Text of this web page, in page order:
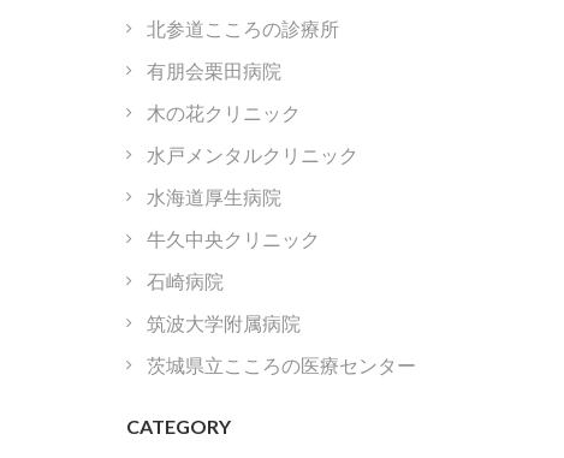
北参道こころの診療所
有朋会栗田病院
木の花クリニック
水戸メンタルクリニック
水海道厚生病院
牛久中央クリニック
石崎病院
筑波大学附属病院
茨城県立こころの医療センター
CATEGORY